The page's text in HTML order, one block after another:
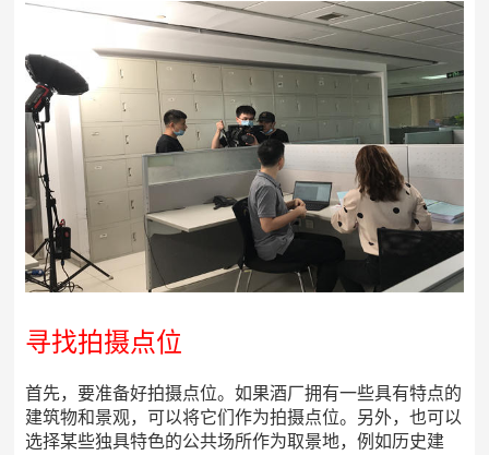
寻找拍摄点位
首先，要准备好拍摄点位。如果酒厂拥有一些具有特点的
建筑物和景观，可以将它们作为拍摄点位。另外，也可以
选择某些独具特色的公共场所作为取景地，例如历史建